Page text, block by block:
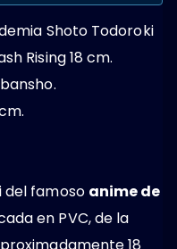
Shoto Todoroki
Rising 18 cm.
del famoso anime de
en PVC, de la
18